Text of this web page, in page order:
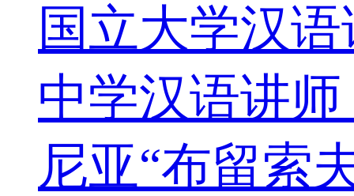
国立大学汉
中学汉语讲
尼亚“布留索